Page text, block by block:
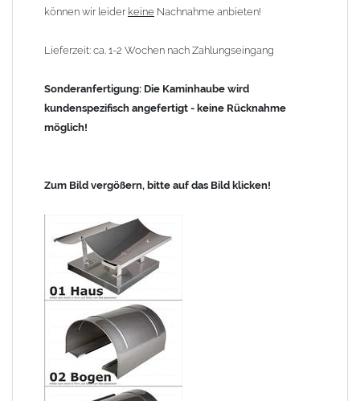
können wir leider keine Nachnahme anbieten!
Lieferzeit: ca. 1-2 Wochen nach Zahlungseingang
Sonderanfertigung: Die Kaminhaube wird
kundenspezifisch angefertigt - keine Rücknahme
möglich!
Zum Bild vergößern, bitte auf das Bild klicken!